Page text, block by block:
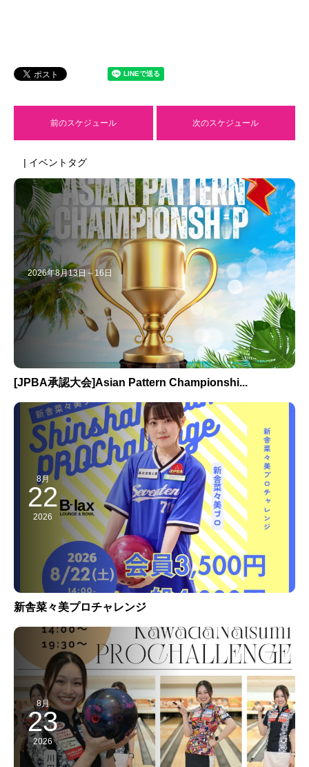
前のスケジュール 次のスケジュール
| イベントタグ
2026年8月13日～16日
[JPBA承認大会]Asian Pattern Championshi...
8月
22
2026
新舎菜々美プロチャレンジ
8月
23
2026